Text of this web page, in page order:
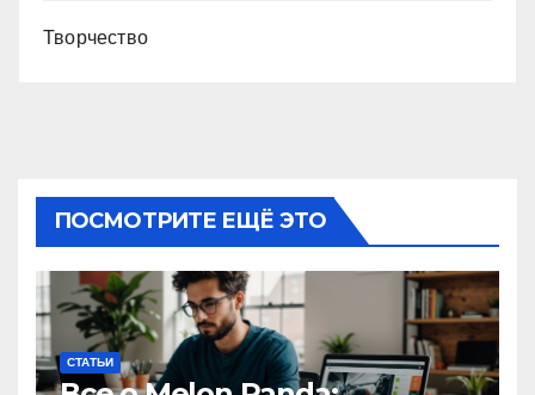
Творчество
ПОСМОТРИТЕ ЕЩЁ ЭТО
СТАТЬИ